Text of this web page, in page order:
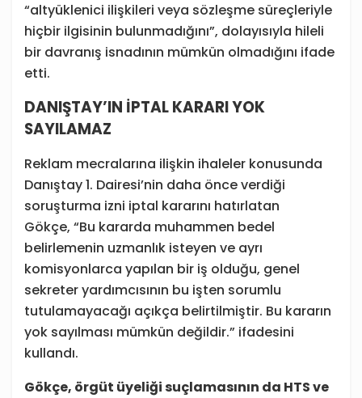
“altyüklenici ilişkileri veya sözleşme süreçleriyle
hiçbir ilgisinin bulunmadığını”, dolayısıyla hileli
bir davranış isnadının mümkün olmadığını ifade
etti.
DANIŞTAY’IN İPTAL KARARI YOK
SAYILAMAZ
Reklam mecralarına ilişkin ihaleler konusunda
Danıştay 1. Dairesi’nin daha önce verdiği
soruşturma izni iptal kararını hatırlatan
Gökçe, “Bu kararda muhammen bedel
belirlemenin uzmanlık isteyen ve ayrı
komisyonlarca yapılan bir iş olduğu, genel
sekreter yardımcısının bu işten sorumlu
tutulamayacağı açıkça belirtilmiştir. Bu kararın
yok sayılması mümkün değildir.” ifadesini
kullandı.
Gökçe, örgüt üyeliği suçlamasının da HTS ve